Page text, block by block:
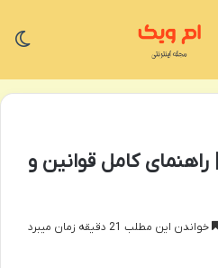
کامل قوانین و
خواندن این مطلب 21 دقیقه زمان میبرد